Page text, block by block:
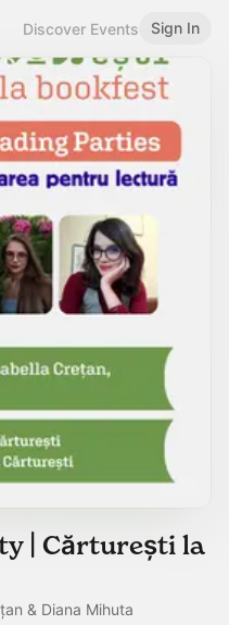
Discover Events Sign In
| Cărturești la
& Diana Mihuta